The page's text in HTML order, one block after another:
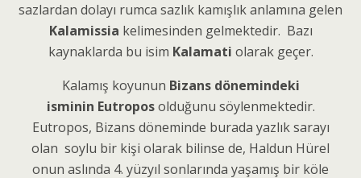
sazlardan dolayı rumca sazlık kamışlık anlamına gelen
Kalamissia kelimesinden gelmektedir. Bazı
kaynaklarda bu isim Kalamati olarak geçer.
Kalamış koyunun Bizans dönemindeki
isminin Eutroposolduğunu söylenmektedir.
Eutropos, Bizans döneminde burada yazlık sarayı
olan soylu bir kişi olarak bilinse de, Haldun Hürel
onun aslında 4. yüzyıl sonlarında yaşamış bir köle